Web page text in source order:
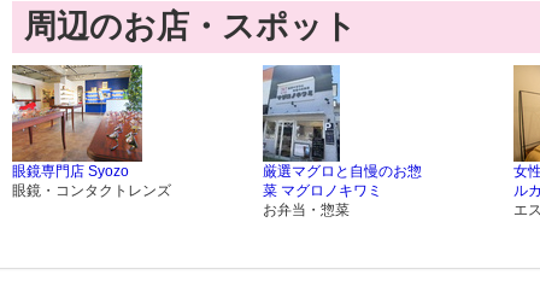
周辺のお店・スポット
眼鏡専門店 Syozo
眼鏡・コンタクトレンズ
厳選マグロと自慢のお惣
菜 マグロノキワミ
お弁当・惣菜
女
ル
エ